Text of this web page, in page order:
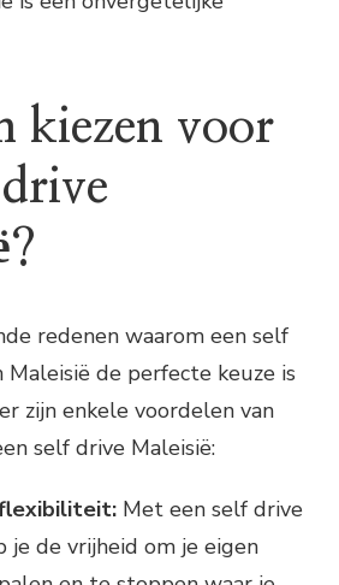
kiezen voor
redenen waarom een self
de perfecte keuze is
zijn enkele voordelen van
self drive Maleisië:
Met een self drive
je de vrijheid om je eigen